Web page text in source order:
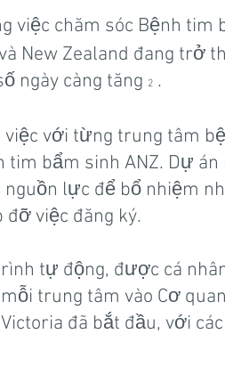
việc chăm sóc Bệnh tim
New Zealand đang trở
ngày càng tăng 2 .
việc với từng trung tâm
tim bẩm sinh ANZ. Dự
lực để bổ nhiệm
việc đăng ký.
tự động, được cá
trung tâm vào Cơ
đã bắt đầu, với